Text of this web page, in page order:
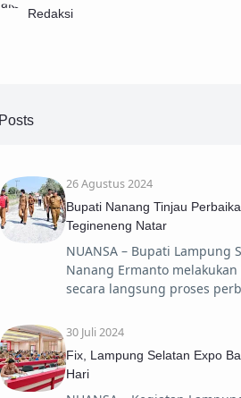
Redaksi
26 Agustus 2024
Bupati Nanang Tinjau
Tegineneng Natar
NUANSA – Bupati Lampung
Nanang Ermanto
secara langsung proses
30 Juli 2024
Fix, Lampung Selatan Expo
Hari